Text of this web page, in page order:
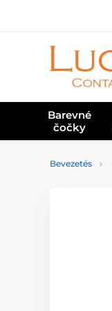
Barevné
čočky
Bevezetés